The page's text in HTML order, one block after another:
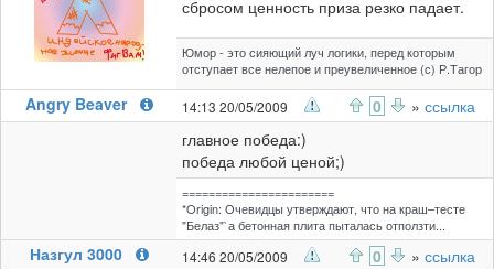
сбросом ценность приза резко падает.
Юмор - это сияющий луч логики, перед которым
отступает все нелепое и преувеличенное (с) Р.Тагор
Angry Beaver 14:13 20/05/2009 0 » ссылка
главное победа:)
победа любой ценой;)
=======================
*Origin: Очевидцы утверждают, что на краш–тесте
"Белаз"`а бетонная плита пыталась отползти...
Назгул 3000 14:46 20/05/2009 0 » ссылка